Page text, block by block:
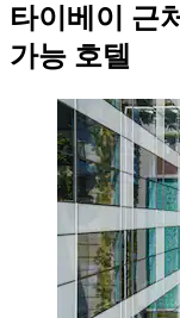
타이베이 근
가능 호텔